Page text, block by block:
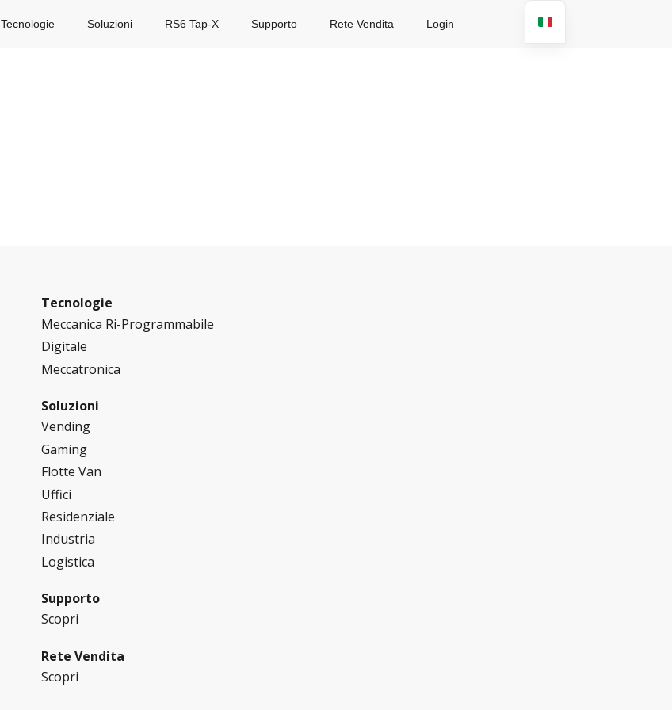
Tecnologie Soluzioni RS6 Tap-X Supporto Rete Vendita Login
Tecnologie
Meccanica Ri-Programmabile
Digitale
Meccatronica
Soluzioni
Vending
Gaming
Flotte Van
Uffici
Residenziale
Industria
Logistica
Supporto
Scopri
Rete Vendita
Scopri